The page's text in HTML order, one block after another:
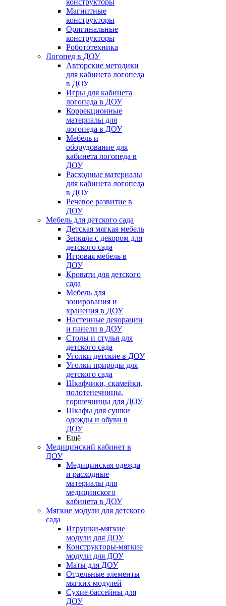
конструкторы
Магнитные
конструкторы
Оригинальные
конструкторы
Робототехника
Логопед в ДОУ
Авторские методики
для кабинета логопеда
в ДОУ
Игры для кабинета
логопеда в ДОУ
Коррекционные
материалы для
логопеда в ДОУ
Мебель и
оборудование для
кабинета логопеда в
ДОУ
Расходные материалы
для кабинета логопеда
в ДОУ
Речевое развитие в
ДОУ
Мебель для детского сада
Детская мягкая мебель
Зеркала с декором для
детского сада
Игровая мебель в
ДОУ
Кровати для детского
сада
Мебель для
зонирования и
хранения в ДОУ
Настенные декорации
и панели в ДОУ
Столы и стулья для
детского сада
Уголки детские в ДОУ
Уголки природы для
детского сада
Шкафчики, скамейки,
полотенечницы,
горшечницы для ДОУ
Шкафы для сушки
одежды и обуви в
ДОУ
Ещё
Медицинский кабинет в
ДОУ
Медицинская одежда
и расходные
материалы для
медицинского
кабинета в ДОУ
Мягкие модули для детского
сада
Игрушки-мягкие
модули для ДОУ
Конструкторы-мягкие
модули для ДОУ
Маты для ДОУ
Отдельные элементы
мягких модулей
Сухие бассейны для
ДОУ